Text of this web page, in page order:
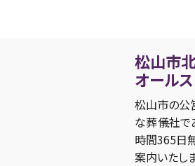
松山市
オール
松山市の公
な葬儀社で
時間365日
案内いたし